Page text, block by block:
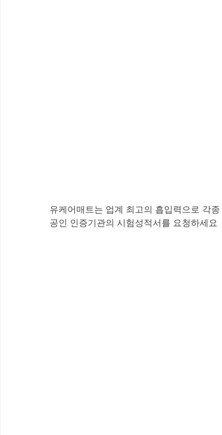
유케어매트는 업계 최고의 흡입력으로 각
공인 인증기관의 시험성적서를 요청하세요